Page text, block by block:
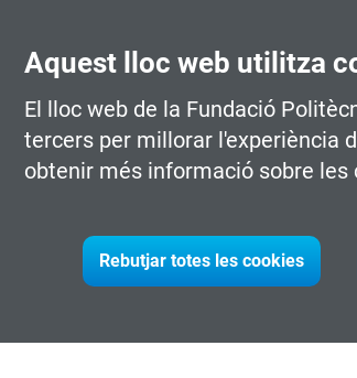
Aquest lloc web utilitza
El lloc web de la Fundació
tercers per millorar l'experiència
obtenir més informació sobre les
Rebutjar totes les cookies
del Mètode 4>17 i el seu
2: Assimilació de la pràctica.
sensacions de la pràctica i entre
Com podem seguir en contacte?, a càrrec de
Tancament i espai lliure relacional,
amb el suport de la Diputació de
Eines de Pensament Crític per a